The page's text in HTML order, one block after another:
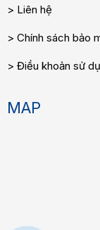
Liên hệ
Chính sách bảo
Điều khoản sử
MAP